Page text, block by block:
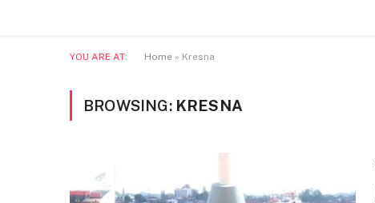
YOU ARE AT: Home » Kresna
BROWSING: KRESNA